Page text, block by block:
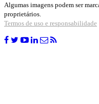
Algumas imagens podem ser
proprietários.
Termos de uso e responsabilidade